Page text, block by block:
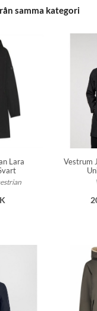
samma kategori
Lara
Vestrum